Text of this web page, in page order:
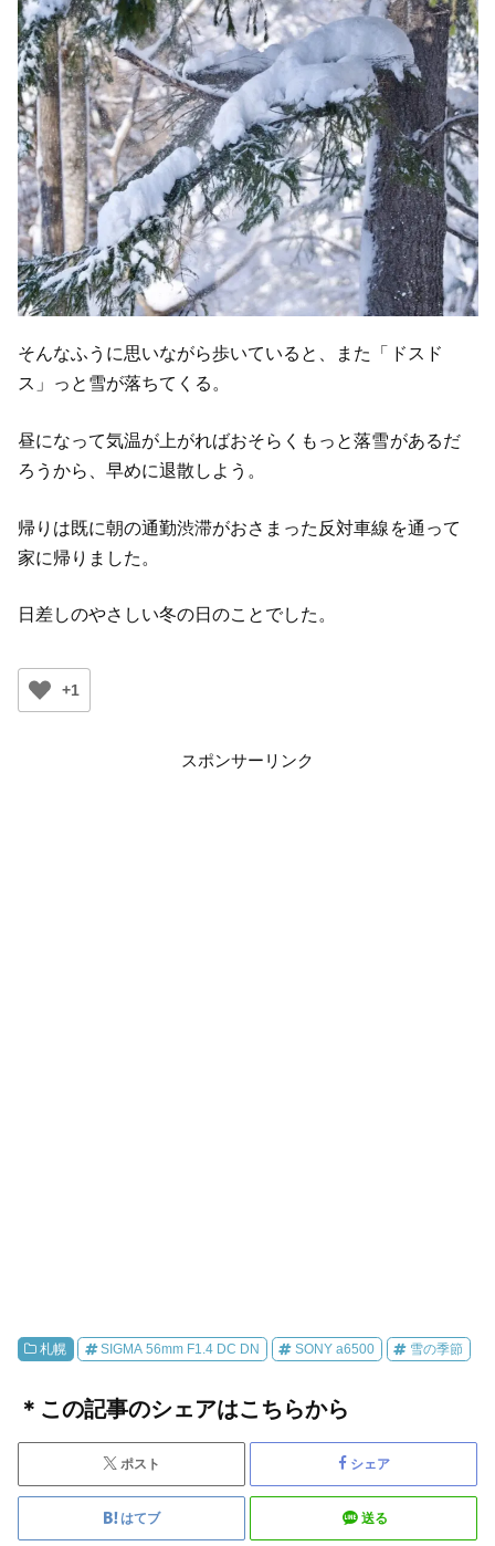
そんなふうに思いながら歩いていると、また「ドスド
ス」っと雪が落ちてくる。
昼になって気温が上がればおそらくもっと落雪があるだ
ろうから、早めに退散しよう。
帰りは既に朝の通勤渋滞がおさまった反対車線を通って
家に帰りました。
日差しのやさしい冬の日のことでした。
+1
スポンサーリンク
札幌 SIGMA 56mm F1.4 DC DN SONY a6500 雪の季節
＊この記事のシェアはこちらから
ポスト シェア
はてブ 送る